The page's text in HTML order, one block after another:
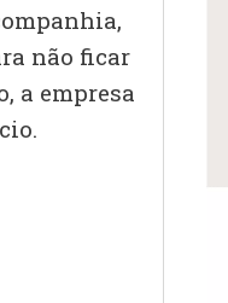
não ficar
a empresa